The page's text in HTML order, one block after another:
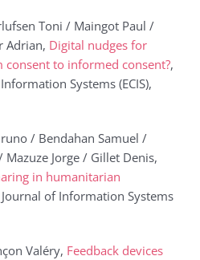
Toni / Maingot Paul /
Adrian, Digital nudges for
consent to informed consent?,
Systems (ECIS),
/ Bendahan Samuel /
Jorge / Gillet Denis,
in humanitarian
of Information Systems
Valéry, Feedback devices